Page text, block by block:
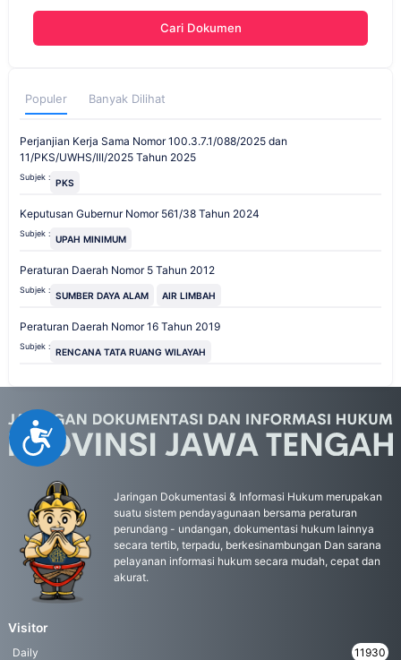
Accessibility
Cari Dokumen
Populer Banyak Dilihat
Perjanjian Kerja Sama Nomor 100.3.7.1/088/2025 dan
11/PKS/UWHS/III/2025 Tahun 2025
Subjek : PKS
Keputusan Gubernur Nomor 561/38 Tahun 2024
Subjek : UPAH MINIMUM
Peraturan Daerah Nomor 5 Tahun 2012
Subjek : SUMBER DAYA ALAM AIR LIMBAH
Peraturan Daerah Nomor 16 Tahun 2019
Subjek : RENCANA TATA RUANG WILAYAH
Jaringan Dokumentasi & Informasi Hukum merupakan
suatu sistem pendayagunaan bersama peraturan
perundang - undangan, dokumentasi hukum lainnya
secara tertib, terpadu, berkesinambungan Dan sarana
pelayanan informasi hukum secara mudah, cepat dan
akurat.
Visitor
Daily
11930